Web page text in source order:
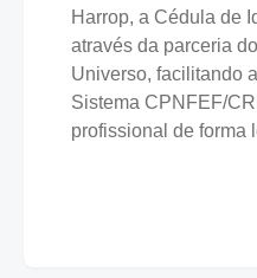
Harrop, a Cédula de
através da parceria
Universo, facilitando
Sistema CPNFEF/
profissional de forma